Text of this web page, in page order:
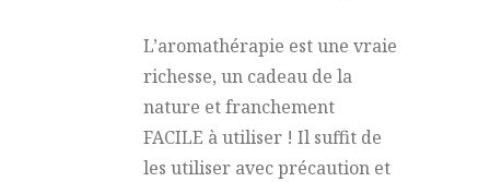
L’aromathérapie est une vraie
richesse, un cadeau de la
nature et franchement
FACILE à utiliser ! Il suffit de
les utiliser avec précaution et